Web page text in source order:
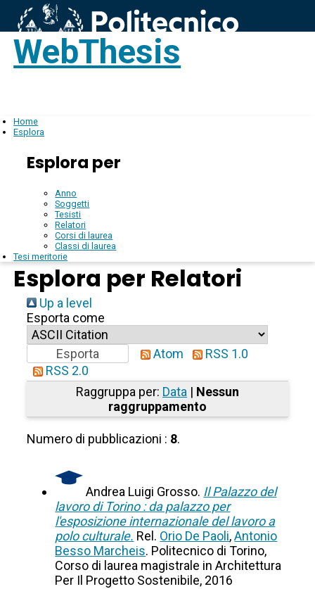
WebThesis
Home
Esplora
Esplora per
Anno
Soggetti
Tesisti
Relatori
Corsi di laurea
Classi di laurea
Tesi meritorie
Esplora per Relatori
Up a level
Esporta come
Atom
RSS 1.0
RSS 2.0
Raggruppa per: Data | Nessun
raggruppamento
Numero di pubblicazioni : 8.
Andrea Luigi Grosso. Il Palazzo del
lavoro di Torino : da palazzo per
l'esposizione internazionale del lavoro a
polo culturale. Rel. Orio De Paoli,Antonio
Besso Marcheis. Politecnico di Torino,
Corso di laurea magistrale in Architettura
Per Il Progetto Sostenibile, 2016